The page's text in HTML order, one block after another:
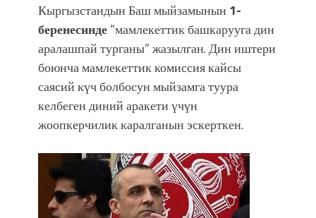
Кыргызстандын Баш мыйзамынын 1-
беренесинде“мамлекеттик башкарууга дин
аралашпай турганы” жазылган. Дин иштери
боюнча мамлекеттик комиссия кайсы
саясий күч болбосун мыйзамга туура
келбеген диний аракети үчүн
жоопкерчилик каралганын эскерткен.